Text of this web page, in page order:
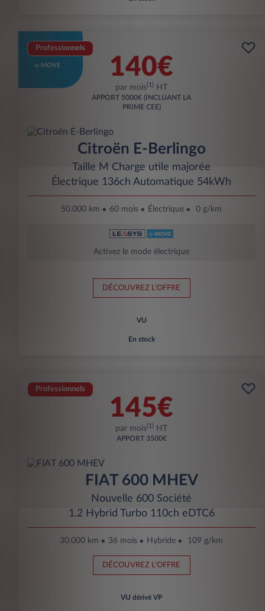
Professionnels
e-MOVE 140€
par mois(1) HT
APPORT 5000€ (INCLUANT LA
PRIME CEE)
Citroën E-Berlingo
Taille M Charge utile majorée
Électrique 136ch Automatique 54kWh
50.000 km 60 mois Électrique 0 g/km
Activez le mode électrique
DÉCOUVREZ L'OFFRE
VU
En stock
Professionnels
145€
par mois(1) HT
APPORT 3500€
FIAT 600 MHEV
Nouvelle 600 Société
1.2 Hybrid Turbo 110ch eDTC6
30.000 km 36 mois Hybride 109 g/km
DÉCOUVREZ L'OFFRE
VU dérivé VP